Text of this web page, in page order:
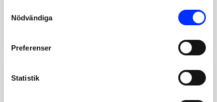
Selection
Nödvändiga
Preferenser
Statistik
Add